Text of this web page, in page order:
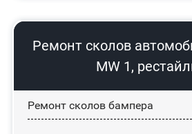
Ремонт сколов
MW 1,
Ремонт сколов бампера